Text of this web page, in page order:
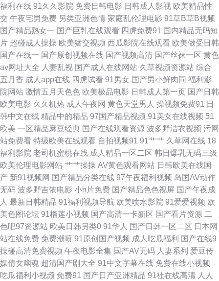
马 国产区品二区视频 亚洲乱国产乱精品精 97欧美浮力 免费观看mv入口 夜
射猫97 91做爱网 久久人力资源91 亚洲首页福利一区二区 久久日韩伊人AV
午夜福利爽日网 91探花福利在线观看 久操网站 香蕉综合网狼人视频 91在线
免费观看蜜臀 麻豆九十一看片 亚洲日韩一二区 91香蕉外国视频 影音先锋草
莓AV 97人人色 久草在线网 污污网址导航观看 91色资源站 黑人艹美女逼 四
虎影库网站 91蜜桃 福利论理片 日干嫩妇 91看片下 九色入口 伊人精品大香
蕉 www五月天丁香社区 日本人妖五区 91软件网战试看 精品国产欧美婷婷
五月六月婷婷福利 91伊人极品自拍 蜜臀官网 92视频福利导航 久久黄色视频
网 亚洲AV色片 91真人免费看 蜜桃视屏 中文字幕海角 av91传媒 久久九九女
女男女热 91黄色在现关看 海角社区大香蕉 微拍福利91 91视频网址入口 韩
国日本久久 婷婷五月天午夜影院 91网站网址 精品视频在线看片 91次元 福利
福利在线 91久久影院 免费日韩电影 日韩成人影视 欧美精品性
交 午夜宅男免费 另类亚洲色情 家庭乱伦理电影 91草B草B视频
国产精品熟女一 国产巨乳在线观看 四虎免费91 国内精品无码短
片 超碰成人操操 欧美猛交视频 西瓜影院在线观看 欧美做受日韩
国产在线一 国产原创视频在线 国产视频高清 国产丝袜一区 黄色
av网址大全 人妻乱视 国产成人在线网站 久草视频资源站 综合
五月香 成人app在线 四虎试看 91男女 国产男小鲜肉同 福利影
院网站 激情五月天色色 欧美极品电影 日韩成人第一页 国产日韩
欧美电影 久久机热 成人午夜网 黄色天堂男人 操视频免费91 日
韩中文在线 精品中的精品 97国产精品视频 91美女在线视频 51
欧美 一区精品麻豆经典 国产在线观看资源 波多野洁衣视频 污网
站免费看 特级欧美在线观看 自拍视频91 91艹艹 久草网在线 18
福利影院 老司机蜜桃在线 成人精品一区二区 韩日爆乳无码三级
欧美伦理电影网站 艹艹操操 AV黄色观看网站 日韩欧美在线国
产 新91视频网 国产精品分类在线 97午夜福利视频 岛国AV动作
无码 波多野吉依电影 小h片免费 国产精品色色视屏 国产午夜成
人 最新日韩精品 91福利视频导航 欧美喷水影院 91爱爱视频 欧
美色图论坛 91榴莲小视频 国产高清一卡新区 国产看片资源 二
色吧97资源站 欧美日韩另类0 91华人 国产日韩一区二区 日本网
站在线免费 免费潮喷 91原创国产视频 成人吃瓜福利 国产在线9
操碰高清免费视频 午夜电影全集 国产AV无码 人妻系列 爱豆传
媒倩女幽魂 超清国产剧大全 91中文字幕在线 免费在线小视频
吃瓜福利小视频 免费91 国产日产亚洲精品 91社在线高清 人人